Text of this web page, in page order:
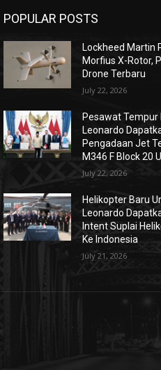
POPULAR POSTS
Lockheed Martin
Morfius X-Rotor,
Drone Terbaru
July 22, 2026
Pesawat Tempur
Leonardo
Pengadaan Jet
M346 F Block 20
July 22, 2026
Helikopter Baru
Leonardo
Intent Suplai
Ke Indonesia
July 21, 2026